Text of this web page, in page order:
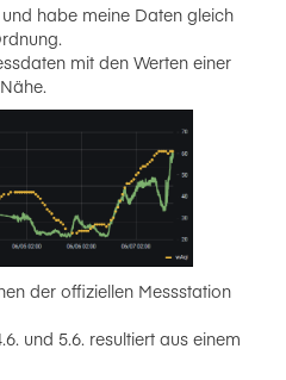
habe meine Daten gleich
mit den Werten einer
der offiziellen Messstation
und 5.6. resultiert aus einem